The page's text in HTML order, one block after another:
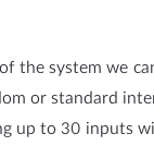
the system we
or standard
up to 30 inputs